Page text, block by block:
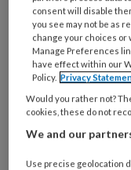
toch echt
verzameling
uit WO II.
consent will disable
you see may not be as
change your choices or
Manage Preferences
have effect within our
Policy. Privacy
Would you rather not?
cookies, these do not
We and our
Use precise geolocation